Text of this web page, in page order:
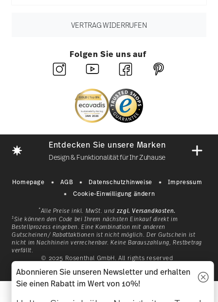
VERTRAG WIDERRUFEN
Folgen Sie uns auf
Entdecken Sie unsere Marken
Design & Funktionalität für Ihr Zuhause
Mit einer Geschichte, die 1814
in Bayern begann, ist
Hutschenreuther eine
klassische Marke für ein
Homepage AGB Datenschutzhinweise
Impressum
Cookie-Einwilligung ändern
*Alle Preise inkl. MwSt. und zzgl. Versandkosten.
1Sie können den Code bei Ihrem nächsten Einkauf direkt im
Bestellprozess eingeben. Eine Kombination mit anderen
Gutscheinen/ Rabattaktionen ist nicht möglich. Der Gutschein ist
nicht im Nachhinein verrechenbar. Keine Barauszahlung, Restbetrag
verfällt.
© 2025 Rosenthal GmbH. All rights reserved
2.3.8
Abonnieren Sie unseren Newsletter und erhalten
Sie einen Rabatt im Wert von 10%!